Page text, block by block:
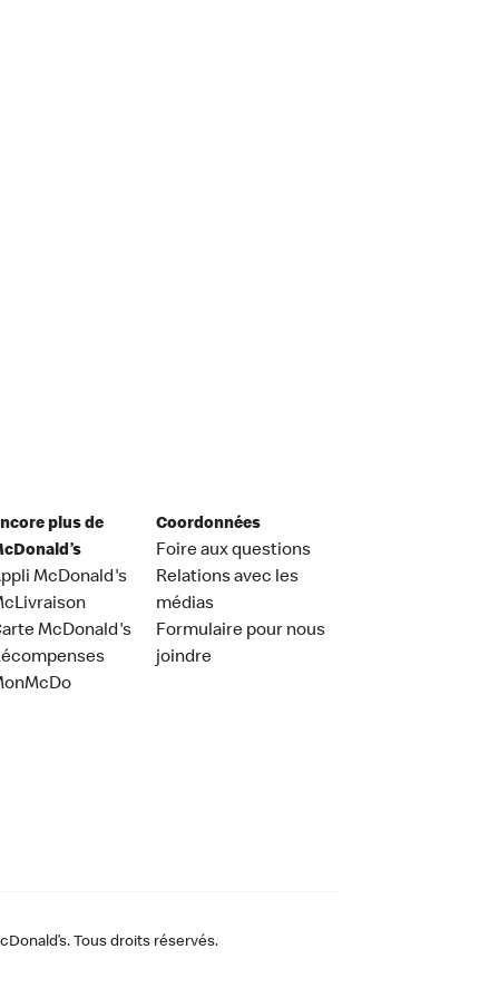
plus de
McDonald's
McDonald's
Coordonnées
Foire aux questions
Relations avec les
médias
Formulaire pour nous
joindre
Tous droits réservés.